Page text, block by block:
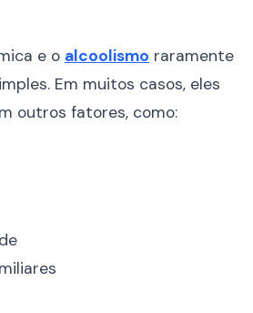
e o alcoolismo raramente
Em muitos casos, eles
outros fatores, como: